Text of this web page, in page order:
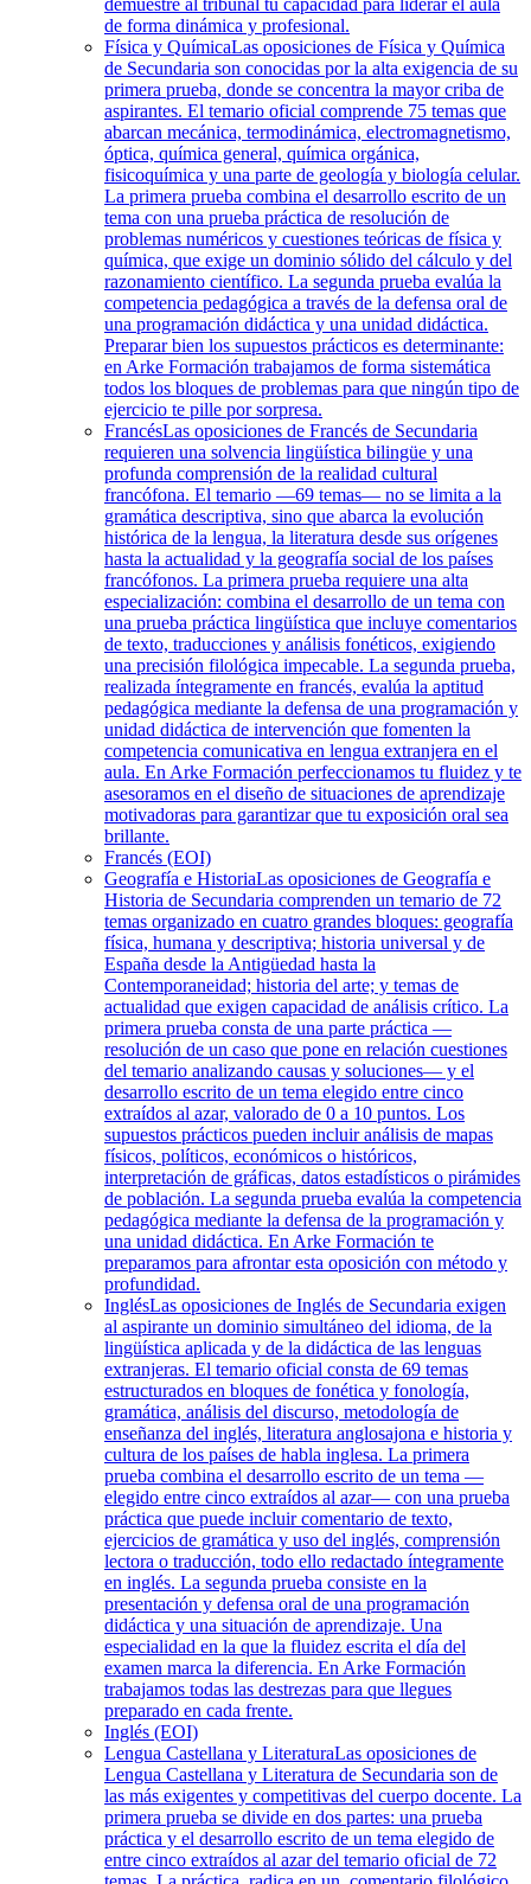
demuestre al tribunal tu capacidad para liderar el aula
de forma dinámica y profesional.
Física y QuímicaLas oposiciones de Física y Química
de Secundaria son conocidas por la alta exigencia de su
primera prueba, donde se concentra la mayor criba de
aspirantes. El temario oficial comprende 75 temas que
abarcan mecánica, termodinámica, electromagnetismo,
óptica, química general, química orgánica,
fisicoquímica y una parte de geología y biología celular.
La primera prueba combina el desarrollo escrito de un
tema con una prueba práctica de resolución de
problemas numéricos y cuestiones teóricas de física y
química, que exige un dominio sólido del cálculo y del
razonamiento científico. La segunda prueba evalúa la
competencia pedagógica a través de la defensa oral de
una programación didáctica y una unidad didáctica.
Preparar bien los supuestos prácticos es determinante:
en Arke Formación trabajamos de forma sistemática
todos los bloques de problemas para que ningún tipo de
ejercicio te pille por sorpresa.
FrancésLas oposiciones de Francés de Secundaria
requieren una solvencia lingüística bilingüe y una
profunda comprensión de la realidad cultural
francófona. El temario —69 temas— no se limita a la
gramática descriptiva, sino que abarca la evolución
histórica de la lengua, la literatura desde sus orígenes
hasta la actualidad y la geografía social de los países
francófonos. La primera prueba requiere una alta
especialización: combina el desarrollo de un tema con
una prueba práctica lingüística que incluye comentarios
de texto, traducciones y análisis fonéticos, exigiendo
una precisión filológica impecable. La segunda prueba,
realizada íntegramente en francés, evalúa la aptitud
pedagógica mediante la defensa de una programación y
unidad didáctica de intervención que fomenten la
competencia comunicativa en lengua extranjera en el
aula. En Arke Formación perfeccionamos tu fluidez y te
asesoramos en el diseño de situaciones de aprendizaje
motivadoras para garantizar que tu exposición oral sea
brillante.
Francés (EOI)
Geografía e HistoriaLas oposiciones de Geografía e
Historia de Secundaria comprenden un temario de 72
temas organizado en cuatro grandes bloques: geografía
física, humana y descriptiva; historia universal y de
España desde la Antigüedad hasta la
Contemporaneidad; historia del arte; y temas de
actualidad que exigen capacidad de análisis crítico. La
primera prueba consta de una parte práctica —
resolución de un caso que pone en relación cuestiones
del temario analizando causas y soluciones— y el
desarrollo escrito de un tema elegido entre cinco
extraídos al azar, valorado de 0 a 10 puntos. Los
supuestos prácticos pueden incluir análisis de mapas
físicos, políticos, económicos o históricos,
interpretación de gráficas, datos estadísticos o pirámides
de población. La segunda prueba evalúa la competencia
pedagógica mediante la defensa de la programación y
una unidad didáctica. En Arke Formación te
preparamos para afrontar esta oposición con método y
profundidad.
InglésLas oposiciones de Inglés de Secundaria exigen
al aspirante un dominio simultáneo del idioma, de la
lingüística aplicada y de la didáctica de las lenguas
extranjeras. El temario oficial consta de 69 temas
estructurados en bloques de fonética y fonología,
gramática, análisis del discurso, metodología de
enseñanza del inglés, literatura anglosajona e historia y
cultura de los países de habla inglesa. La primera
prueba combina el desarrollo escrito de un tema —
elegido entre cinco extraídos al azar— con una prueba
práctica que puede incluir comentario de texto,
ejercicios de gramática y uso del inglés, comprensión
lectora o traducción, todo ello redactado íntegramente
en inglés. La segunda prueba consiste en la
presentación y defensa oral de una programación
didáctica y una situación de aprendizaje. Una
especialidad en la que la fluidez escrita el día del
examen marca la diferencia. En Arke Formación
trabajamos todas las destrezas para que llegues
preparado en cada frente.
Inglés (EOI)
Lengua Castellana y LiteraturaLas oposiciones de
Lengua Castellana y Literatura de Secundaria son de
las más exigentes y competitivas del cuerpo docente. La
primera prueba se divide en dos partes: una prueba
práctica y el desarrollo escrito de un tema elegido de
entre cinco extraídos al azar del temario oficial de 72